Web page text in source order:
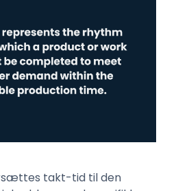
takt-tid til den